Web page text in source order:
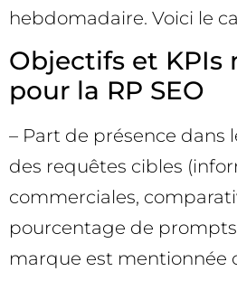
hebdomadaire. Voici le
Objectifs et KPIs
pour la RP SEO
– Part de présence dans
des requêtes cibles
commerciales,
pourcentage de
marque est mentionnée